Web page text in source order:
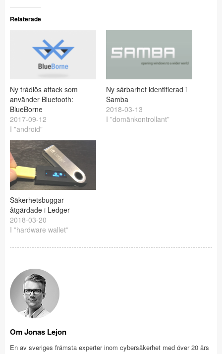
Relaterade
Ny trådlös attack som
använder Bluetooth:
BlueBorne
2017-09-12
I ”android”
Ny sårbarhet identifierad i
Samba
2018-03-13
I ”domänkontrollant”
Säkerhetsbuggar
åtgärdade i Ledger
2018-03-20
I ”hardware wallet”
Om Jonas Lejon
En av sveriges främsta experter inom cybersäkerhet med över 20 års